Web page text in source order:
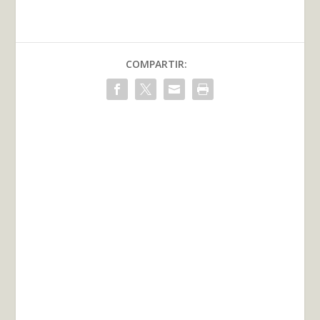
COMPARTIR: